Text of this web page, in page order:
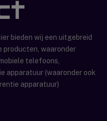
bieden wij een uitgebreid
producten, waaronder
telefoons,
apparatuur (waaronder ook
apparatuur)